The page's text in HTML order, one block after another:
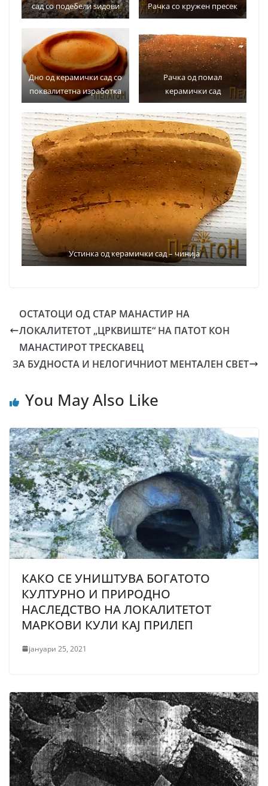
сад со подебели ѕидови
Рачка со кружен пресек
Дно од керамички сад со
поквалитетна изработка
Рачка од помал
керамички сад
Устинка од керамички сад – чинија
ОСТАТОЦИ ОД СТАР МАНАСТИР НА
ЛОКАЛИТЕТОТ „ЦРКВИШТЕ“ НА ПАТОТ КОН
МАНАСТИРОТ ТРЕСКАВЕЦ
ЗА БУДНОСТА И НЕЛОГИЧНИОТ МЕНТАЛЕН СВЕТ
You May Also Like
КАКО СЕ УНИШТУВА БОГАТОТО
КУЛТУРНО И ПРИРОДНО
НАСЛЕДСТВО НА ЛОКАЛИТЕТОТ
МАРКОВИ КУЛИ КАЈ ПРИЛЕП
јануари 25, 2021